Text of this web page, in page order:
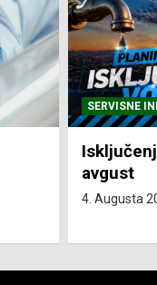
SERVISNE
4. avgust
4. Augusta